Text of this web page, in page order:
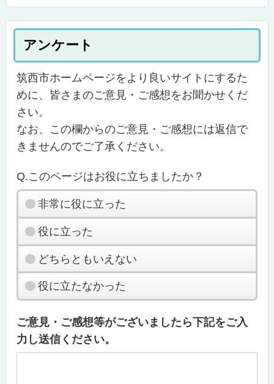
アンケート
筑西市ホームページをより良いサイトにするた
めに、皆さまのご意見・ご感想をお聞かせくだ
さい。
なお、この欄からのご意見・ご感想には返信で
きませんのでご了承ください。
Q.このページはお役に立ちましたか？
非常に役に立った
役に立った
どちらともいえない
役に立たなかった
ご意見・ご感想等がございましたら下記をご入
力し送信ください。